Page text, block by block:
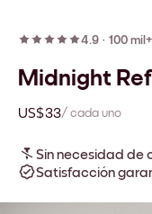
4.9 · 100
Midnight
US$33/ cada uno
Sin necesidad de
Satisfacción